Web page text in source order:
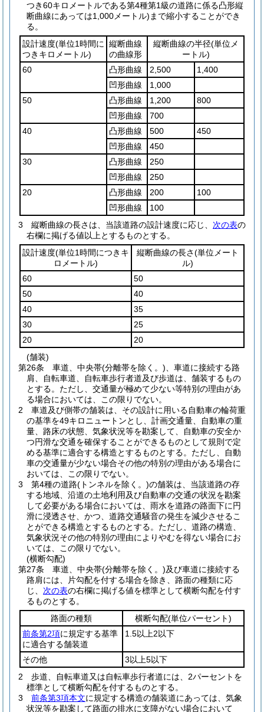
つき60キロメートルである第4種第1級の道路に係る凸形縦
断曲線にあっては1,000メートル) まで縮小することができ
る。
設計速度(単位1時間に
つきキロメートル)
縦断曲線
の曲線形
縦断曲線の半径(単位メ
ートル)
60
凸形曲線 2,500
1,400
凹形曲線
1,000
50
凸形曲線 1,200
800
凹形曲線
700
40
凸形曲線 500
450
凹形曲線
450
30
凸形曲線
250
凹形曲線
250
20
凸形曲線 200
100
凹形曲線
100
3
縦断曲線の長さは、当該道路の設計速度に応じ、 次の表の
右欄に掲げる値以上とするものとする。
設計速度(単位1時間につきキ
ロメートル)
縦断曲線の長さ(単位メート
ル)
60
50
50
40
40
35
30
25
20
20
(舗装)
第26条
車道、中央帯(分離帯を除く。) 、車道に接続する路
肩、自転車道、自転車歩行者道及び歩道は、舗装するもの
とする。 ただし、交通量が極めて少ない等特別の理由があ
る場合においては、この限りでない。
2
車道及び側帯の舗装は、その設計に用いる自動車の輪荷重
の基準を49キロニュートンとし、計画交通量、自動車の重
量、路床の状態、気象状況等を勘案して、自動車の安全か
つ円滑な交通を確保することができるものとして規則で定
める基準に適合する構造とするものとする。 ただし、自動
車の交通量が少ない場合その他の特別の理由がある場合に
おいては、この限りでない。
3
第4種の道路(トンネルを除く。)の舗装は、当該道路の存
する地域、沿道の土地利用及び自動車の交通の状況を勘案
して必要がある場合においては、雨水を道路の路面下に円
滑に浸透させ、かつ、道路交通騒音の発生を減少させるこ
とができる構造とするものとする。 ただし、道路の構造、
気象状況その他の特別の理由によりやむを得ない場合にお
いては、この限りでない。
(横断勾配)
第27条
車道、中央帯(分離帯を除く。)及び車道に接続する
路肩には、片勾配を付する場合を除き、路面の種類に応
じ、 次の表の右欄に掲げる値を標準として横断勾配を付す
るものとする。
路面の種類
横断勾配(単位パーセント)
前条第2項に規定する基準
に適合する舗装道
1.5以上2以下
その他
3以上5以下
2
歩道、自転車道又は自転車歩行者道には、2パーセントを
標準として横断勾配を付するものとする。
3
前条第3項本文に規定する構造の舗装道にあっては、気象
状況等を勘案して路面の排水に支障がない場合において